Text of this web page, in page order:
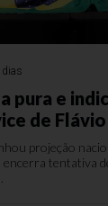
dias
pura e
de Flávio
projeção
encerra tentativa